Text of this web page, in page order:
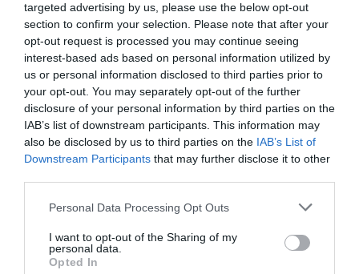
targeted advertising by us, please use the below opt-out
section to confirm your selection. Please note that after your
opt-out request is processed you may continue seeing
interest-based ads based on personal information utilized by
us or personal information disclosed to third parties prior to
your opt-out. You may separately opt-out of the further
disclosure of your personal information by third parties on the
IAB’s list of downstream participants. This information may
also be disclosed by us to third parties on the IAB’s List of
Downstream Participants that may further disclose it to other
Personal Data Processing Opt Outs
I want to opt-out of the Sharing of my
personal data.
Opted In
The Guardian
Ανέδειξε το περιβαλλοντικό ενδιαφέρον και τις πιθανές
υπόγειες υδρολογικές συνδέσεις.
https://www.theguardian.com/environment/2024/may/taam-ja-
blue-hole-mexico-deepest
Live Science
https://www.livescience.com/planet-earth/oceans/taam-ja-
blue-hole-deepest